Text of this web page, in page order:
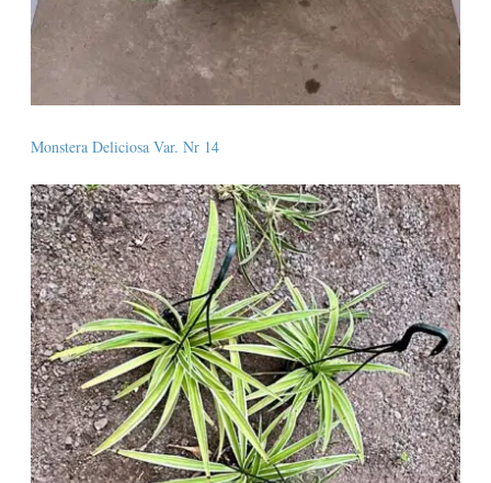
Monstera Deliciosa Var. Nr 14